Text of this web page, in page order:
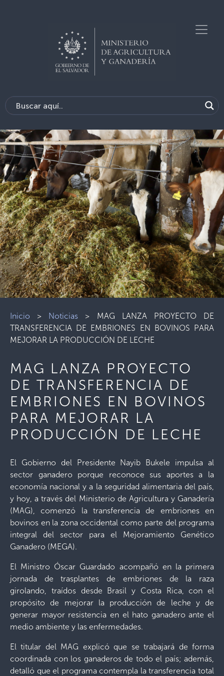
Inicio > Noticias > MAG LANZA PROYECTO DE
TRANSFERENCIA DE EMBRIONES EN BOVINOS PARA
MEJORAR LA PRODUCCIÓN DE LECHE
MAG LANZA PROYECTO
DE TRANSFERENCIA DE
EMBRIONES EN BOVINOS
PARA MEJORAR LA
PRODUCCIÓN DE LECHE
El Gobierno del Presidente Nayib Bukele impulsa al
sector ganadero porque reconoce sus aportes a la
economía nacional y a la seguridad alimentaria del país,
y hoy, a través del Ministerio de Agricultura y Ganadería
(MAG), comenzó la transferencia de embriones en
bovinos en la zona occidental como parte del programa
integral del sector para el Mejoramiento Genético
Ganadero (MEGA).
El Ministro Óscar Guardado acompañó en la primera
jornada de trasplantes de embriones de la raza
girolando, traídos desde Brasil y Costa Rica, con el
propósito de mejorar la producción de leche y de
generar mayor resistencia en el hato ganadero ante el
medio ambiente y las enfermedades.
El titular del MAG explicó que se trabajará de forma
coordinada con los ganaderos de todo el país; además,
detalló que el programa contempla la transferencia total